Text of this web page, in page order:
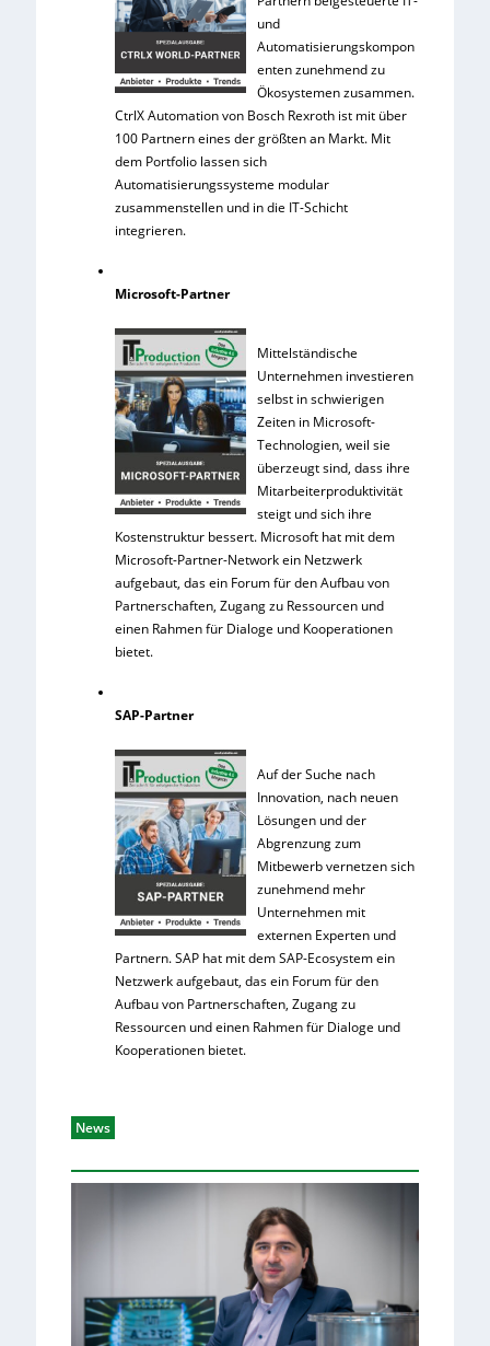
und
Automatisierungskompon
enten zunehmend zu
Ökosystemen zusammen.
CtrlX Automation von Bosch Rexroth ist mit über
100 Partnern eines der größten an Markt. Mit
dem Portfolio lassen sich
Automatisierungssysteme modular
zusammenstellen und in die IT-Schicht
integrieren.
Microsoft-Partner
Mittelständische
Unternehmen investieren
selbst in schwierigen
Zeiten in Microsoft-
Technologien, weil sie
überzeugt sind, dass ihre
Mitarbeiterproduktivität
steigt und sich ihre
Kostenstruktur bessert. Microsoft hat mit dem
Microsoft-Partner-Network ein Netzwerk
aufgebaut, das ein Forum für den Aufbau von
Partnerschaften, Zugang zu Ressourcen und
einen Rahmen für Dialoge und Kooperationen
bietet.
SAP-Partner
Auf der Suche nach
Innovation, nach neuen
Lösungen und der
Abgrenzung zum
Mitbewerb vernetzen sich
zunehmend mehr
Unternehmen mit
externen Experten und
Partnern. SAP hat mit dem SAP-Ecosystem ein
Netzwerk aufgebaut, das ein Forum für den
Aufbau von Partnerschaften, Zugang zu
Ressourcen und einen Rahmen für Dialoge und
Kooperationen bietet.
News